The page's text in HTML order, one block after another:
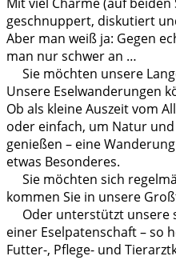
geschnuppert, diskutiert
Aber man weiß ja: Gegen
man nur schwer an …
Sie möchten unsere
Unsere Eselwanderungen
Ob als kleine Auszeit vom
oder einfach, um Natur
genießen – eine
etwas Besonderes.
Sie möchten sich
kommen Sie in unsere
Oder unterstützt unsere
einer Eselpatenschaft – so
Futter-, Pflege- und